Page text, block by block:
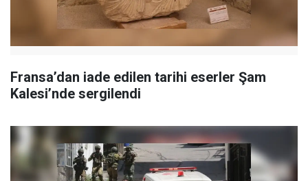
Fransa’dan iade edilen tarihi eserler Şam
Kalesi’nde sergilendi